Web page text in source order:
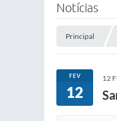
Notícias
Principal
FEV
12
12